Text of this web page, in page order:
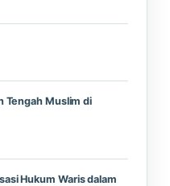
Tengah Muslim di
Hukum Waris dalam